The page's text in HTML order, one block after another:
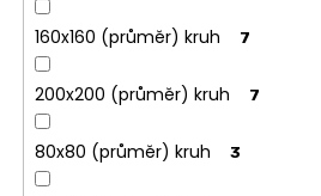
160x160 (průměr) kruh 7
200x200 (průměr) kruh 7
80x80 (průměr) kruh 3